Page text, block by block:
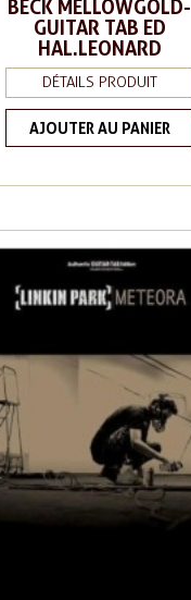
BECK MELLOWGOLD-
GUITAR TAB ED
HAL.LEONARD
DÉTAILS PRODUIT
AJOUTER AU PANIER